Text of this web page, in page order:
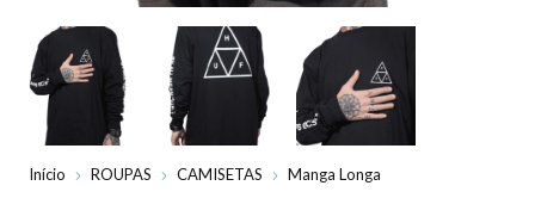
Início ROUPAS CAMISETAS Manga Longa